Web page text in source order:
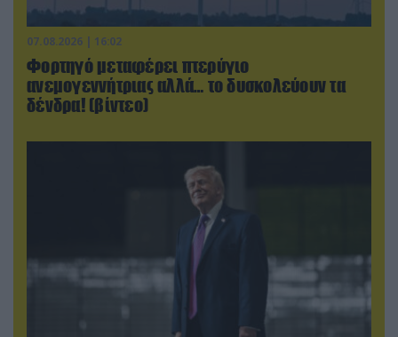
07.08.2026 | 16:02
Φορτηγό μεταφέρει πτερύγιο
ανεμογεννήτριας αλλά… το δυσκολεύουν τα
δένδρα! (βίντεο)